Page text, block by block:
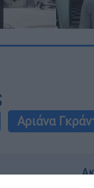
Αριάνα